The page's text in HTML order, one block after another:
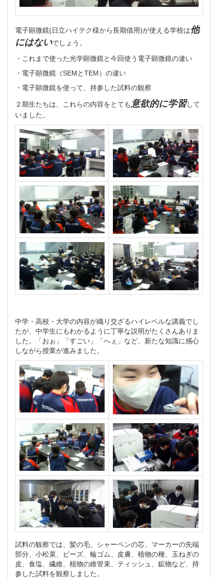
電子顕微鏡(日立ハイテク様から長期借用)が使える学校は他
にはないでしょう。
・これまで使った光学顕微鏡と今回使う電子顕微鏡の違い
・電子顕微鏡（SEMとTEM）の違い
・電子顕微鏡を使って、持参した試料の観察
２期生たちは、これらの内容をとても 意欲的に学習して
いました。
中学・高校・大学の内容が織り交ざるハイレベルな講義でし
たが、中学生にもわかるように丁寧な説明がたくさんありま
した。「おぉ」「すごい」「へぇ」など、新たな知識に感心
しながら授業が進みました。
試料の観察では、髪の毛、シャーペンの芯、マーカーの先端
部分、小松菜、ビーズ、輪ゴム、皮膚、植物の種、玉ねぎの
皮、食塩、繊維、植物の維管束、ティッシュ、鉱物など、持
参した試料を観察しました。